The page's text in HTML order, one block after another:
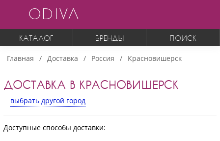
ODIVA
КАТАЛОГ БРЕНДЫ ПОИСК
Главная Доставка Россия Красновишерск
ДОСТАВКА В КРАСНОВИШЕРСК
выбрать другой город
Доступные способы доставки: